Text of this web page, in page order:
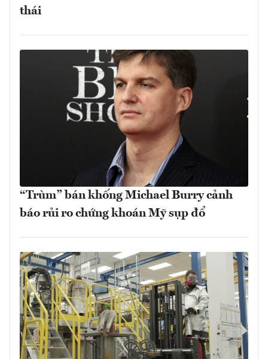
thái
“Trùm” bán khống Michael Burry cảnh
báo rủi ro chứng khoán Mỹ sụp đổ